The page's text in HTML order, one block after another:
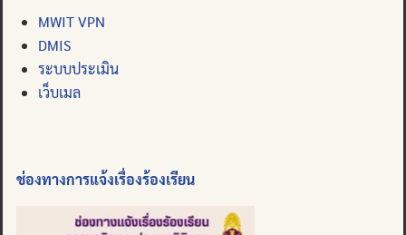
MWIT VPN
DMIS
ระบบประเมิน
เว็บเมล
ช่องทางการแจ้งเรื่องร้องเรียน